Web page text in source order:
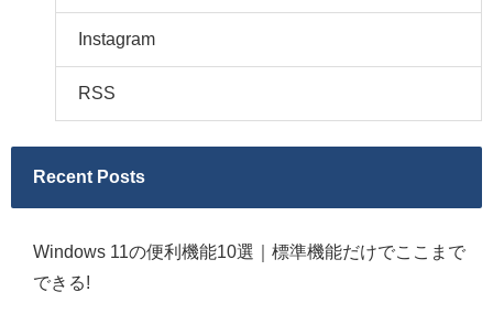
Instagram
RSS
Recent Posts
Windows 11の便利機能10選｜標準機能だけでここまで
できる!